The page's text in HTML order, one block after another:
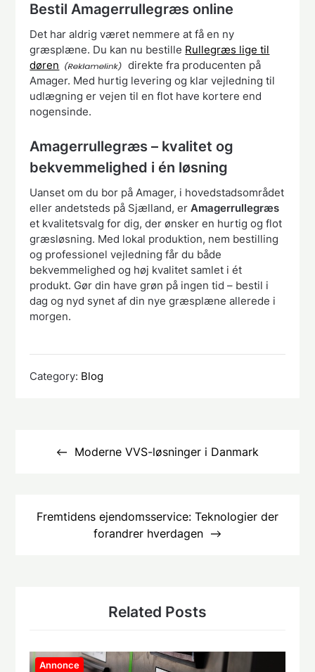
Bestil Amagerrullegræs online
Det har aldrig været nemmere at få en ny
græsplæne. Du kan nu bestille Rullegræs lige til
døren
direkte fra producenten på
Amager. Med hurtig levering og klar vejledning til
udlægning er vejen til en flot have kortere end
nogensinde.
Amagerrullegræs – kvalitet og
bekvemmelighed i én løsning
Uanset om du bor på Amager, i hovedstadsområdet
eller andetsteds på Sjælland, erAmagerrullegræs
et kvalitetsvalg for dig, der ønsker en hurtig og flot
græsløsning. Med lokal produktion, nem bestilling
og professionel vejledning får du både
bekvemmelighed og høj kvalitet samlet i ét
produkt. Gør din have grøn på ingen tid – bestil i
dag og nyd synet af din nye græsplæne allerede i
morgen.
Category: Blog
Moderne VVS-løsninger i Danmark
Fremtidens ejendomsservice: Teknologier der
forandrer hverdagen
Related Posts
Annonce